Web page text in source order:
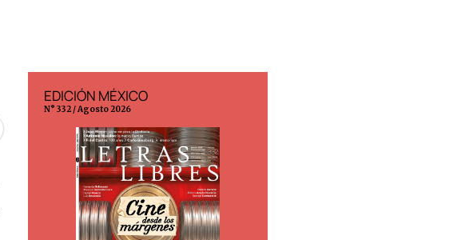
EDICIÓN MÉXICO
N° 332 / Agosto 2026